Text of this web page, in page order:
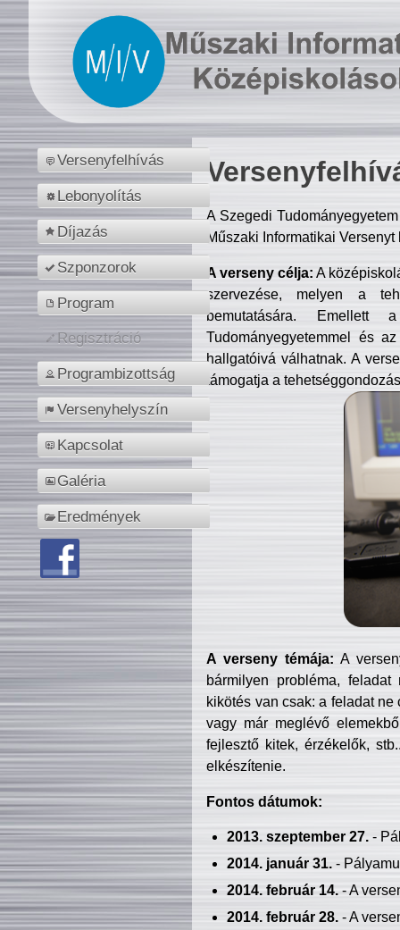
Versenyfelhívás
Lebonyolítás
Díjazás
Szponzorok
Program
Regisztráció
Programbizottság
Versenyhelyszín
Kapcsolat
Galéria
Eredmények
A Szegedi
Műszaki Informatikai
A verseny célja: A
szervezése, melyen a
bemutatására. Emellett
Tudományegyetemmel és
hallgatóivá válhatnak. A
támogatja a
A verseny témája: A
bármilyen probléma, feladat
kikötés van csak: a feladat
vagy már meglévő
fejlesztő kitek, érzékelők,
elkészítenie.
Fontos dátumok:
2013. szeptember 27.-
2014. január 31.-
2014. február 14.- A
2014. február 28.- A